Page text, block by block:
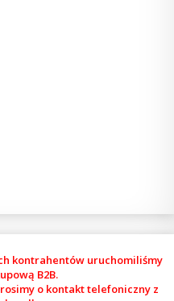
kontrahentów uruchomiliśmy
B2B.
o kontakt telefoniczny z